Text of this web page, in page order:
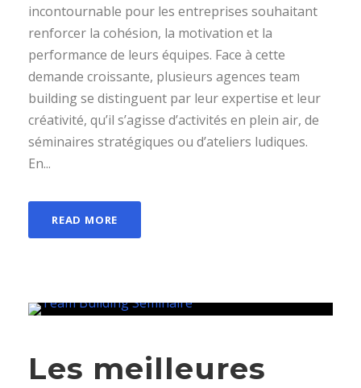
incontournable pour les entreprises souhaitant
renforcer la cohésion, la motivation et la
performance de leurs équipes. Face à cette
demande croissante, plusieurs agences team
building se distinguent par leur expertise et leur
créativité, qu’il s’agisse d’activités en plein air, de
séminaires stratégiques ou d’ateliers ludiques.
En...
READ MORE
Les meilleures